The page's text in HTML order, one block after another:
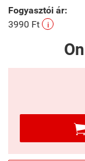
Fogyasztói ár:
3990 Ft
i